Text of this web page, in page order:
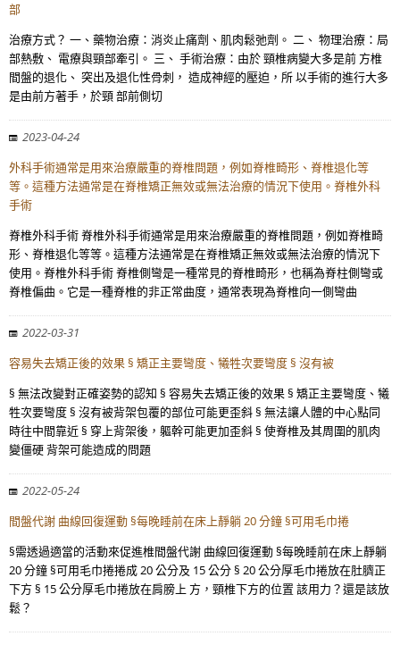
部
治療方式？ 一、藥物治療：消炎止痛劑、肌肉鬆弛劑。 二、 物理治療：局
部熱敷、 電療與頸部牽引。 三、 手術治療：由於 頸椎病變大多是前 方椎
間盤的退化、 突出及退化性骨刺， 造成神經的壓迫，所 以手術的進行大多
是由前方著手，於頸 部前側切
2023-04-24
外科手術通常是用來治療嚴重的脊椎問題，例如脊椎畸形、脊椎退化等
等。這種方法通常是在脊椎矯正無效或無法治療的情況下使用。脊椎外科
手術
脊椎外科手術 脊椎外科手術通常是用來治療嚴重的脊椎問題，例如脊椎畸
形、脊椎退化等等。這種方法通常是在脊椎矯正無效或無法治療的情況下
使用。脊椎外科手術 脊椎側彎是一種常見的脊椎畸形，也稱為脊柱側彎或
脊椎偏曲。它是一種脊椎的非正常曲度，通常表現為脊椎向一側彎曲
2022-03-31
容易失去矯正後的效果 § 矯正主要彎度、犧牲次要彎度 § 沒有被
§ 無法改變對正確姿勢的認知 § 容易失去矯正後的效果 § 矯正主要彎度、犧
牲次要彎度 § 沒有被背架包覆的部位可能更歪斜 § 無法讓人體的中心點同
時往中間靠近 § 穿上背架後，軀幹可能更加歪斜 § 使脊椎及其周圍的肌肉
變僵硬 背架可能造成的問題
2022-05-24
間盤代謝 曲線回復運動 §每晚睡前在床上靜躺 20 分鐘 §可用毛巾捲
§需透過適當的活動來促進椎間盤代謝 曲線回復運動 §每晚睡前在床上靜躺
20 分鐘 §可用毛巾捲捲成 20 公分及 15 公分 § 20 公分厚毛巾捲放在肚臍正
下方 § 15 公分厚毛巾捲放在肩膀上 方，頸椎下方的位置 該用力？還是該放
鬆？